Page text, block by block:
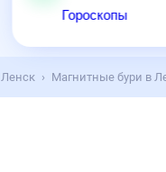
Гороскопы
Ленск Магнитные бури в